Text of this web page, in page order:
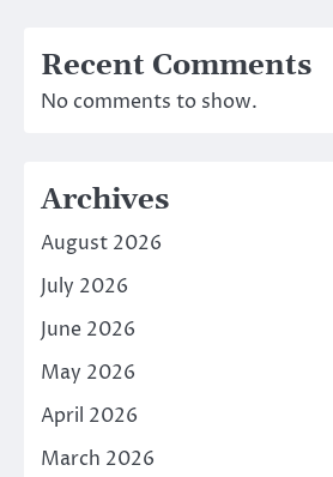
Recent Comments
No comments to show.
Archives
August 2026
July 2026
June 2026
May 2026
April 2026
March 2026